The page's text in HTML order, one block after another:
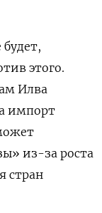
этого.
Илва
импорт
из-за роста
стран